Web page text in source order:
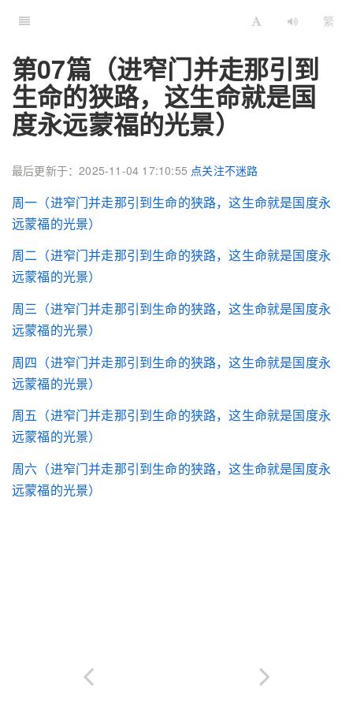
繁
第07篇（进窄门并走那引到
生命的狭路，这生命就是国
度永远蒙福的光景）
最后更新于：2025-11-04 17:10:55 点关注不迷路
周一（进窄门并走那引到生命的狭路，这生命就是国度永
远蒙福的光景）
周二（进窄门并走那引到生命的狭路，这生命就是国度永
远蒙福的光景）
周三（进窄门并走那引到生命的狭路，这生命就是国度永
远蒙福的光景）
周四（进窄门并走那引到生命的狭路，这生命就是国度永
远蒙福的光景）
周五（进窄门并走那引到生命的狭路，这生命就是国度永
远蒙福的光景）
周六（进窄门并走那引到生命的狭路，这生命就是国度永
远蒙福的光景）